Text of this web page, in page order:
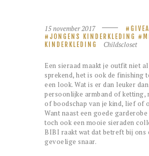
15 november 2017
JONGENS KINDERKLEDING
KINDERKLEDING
Childscloset
Een sieraad maakt je outfit niet
sprekend, het is ook de finishing
een look. Wat is er dan leuker
persoonlijke armband of ketting,
of boodschap van je kind, lief of
Want naast een goede
toch ook een mooie sieraden
BIBI raakt wat dat betreft bij ons
gevoelige snaar.